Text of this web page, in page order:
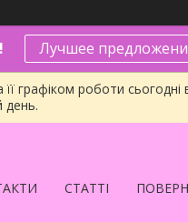
Лучшее
графіком роботи
день.
СТАТТІ